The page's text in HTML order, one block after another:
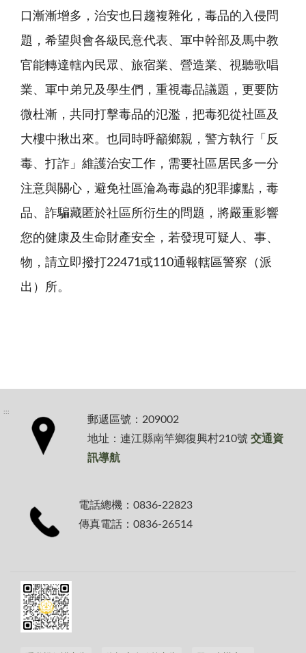
口漸漸增多，治安也日趨複雜化，毒品的入侵問
題，希望與會各級民意代表、軍中幹部及馬中教
官能轉達轄內民眾、旅宿業、營造業、視聽歌唱
業、軍中弟兄及學生們，重視毒品議題，更要防
微杜漸，共同打擊毒品的氾濫，把毒犯從社區及
大樓中揪出來。也同時呼籲鄉親，警方執行「反
毒、打詐」維護治安工作，需要社區居民多一分
注意與關心，避免社區淪為毒蟲的犯罪據點，毒
品、詐騙藏匿於社區所衍生的問題，將嚴重影響
您的健康及生命財產安全，若發現可疑人、事、
物，請立即撥打22471或110通報轄區警察（派
出）所。
:::
郵遞區號：209002
地址：連江縣南竿鄉復興村210號 交通資
訊導航
電話總機：0836-22823
傳真電話：0836-26514